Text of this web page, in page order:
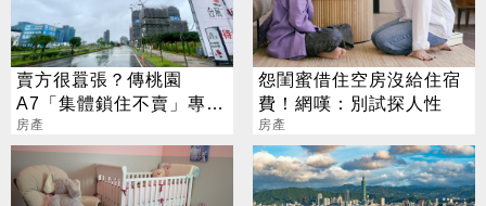
賣方很囂張？傳桃園
A7「集體鎖住不賣」專
家：現在哪裡不封盤
房產
怨閨蜜借住空房沒給住宿
費！網嘆：別試探人性
房產